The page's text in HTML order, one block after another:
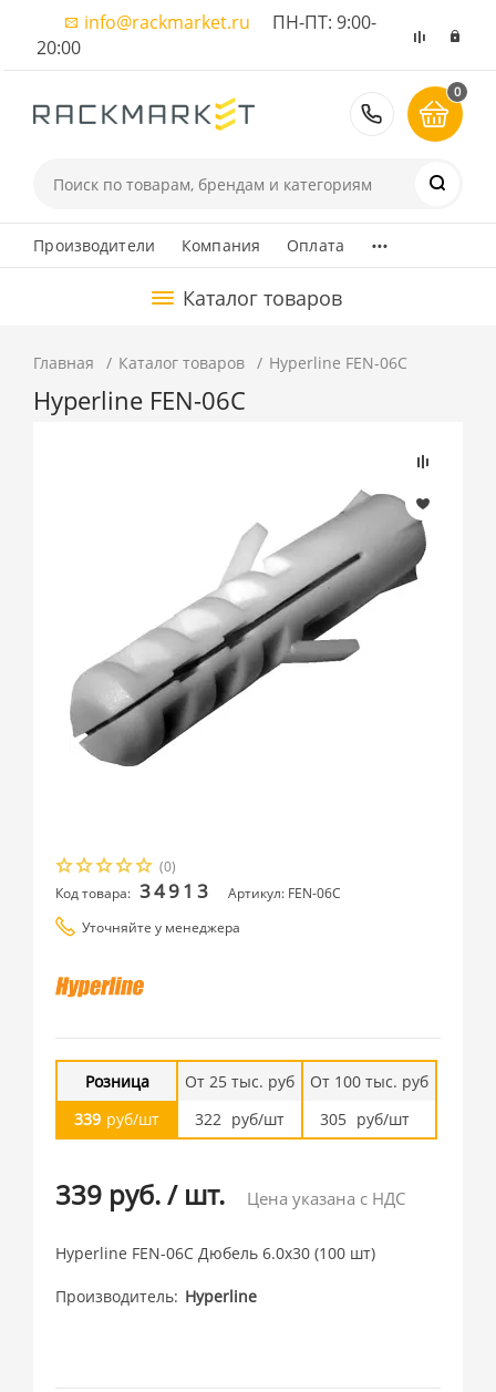
info@rackmarket.ru ПН-ПТ: 9:00-
20:00
8 (495)
0
Производители Компания Оплата ...
Каталог товаров
Главная Каталог товаров Hyperline FEN-06C
Hyperline FEN-06C
(0)
Код товара: 34913
Артикул: FEN-06C
Уточняйте у менеджера
Розница
339 руб/шт
От 25 тыс. руб
322 руб/шт
От 100 тыс. руб
305 руб/шт
339 руб./ шт. Цена указана с НДС
Hyperline FEN-06C Дюбель 6.0x30 (100 шт)
Производитель Hyperline